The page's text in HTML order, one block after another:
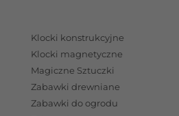
na każdą okazję
puzzli Trefl
Klocki konstrukcyjne
Klocki magnetyczne
Magiczne Sztuczki
Zabawki drewniane
Zabawki do ogrodu